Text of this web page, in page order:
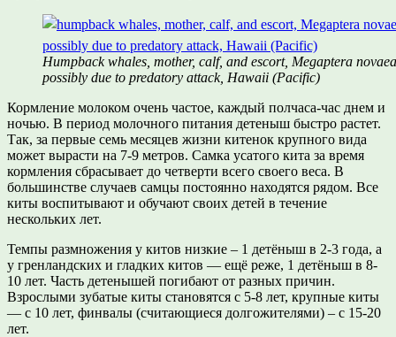
Humpback whales, mother, calf, and escort, Megaptera
possibly due to predatory attack, Hawaii (Pacific)
Кормление молоком очень частое, каждый полчаса-час днем и
ночью. В период молочного питания детеныш быстро растет.
Так, за первые семь месяцев жизни китенок крупного вида
может вырасти на 7-9 метров. Самка усатого кита за время
кормления сбрасывает до четверти всего своего веса. В
большинстве случаев самцы постоянно находятся рядом. Все
киты воспитывают и обучают своих детей в течение
нескольких лет.
Темпы размножения у китов низкие – 1 детёныш в 2-3 года, а
у гренландских и гладких китов — ещё реже, 1 детёныш в 8-
10 лет. Часть детенышей погибают от разных причин.
Взрослыми зубатые киты становятся с 5-8 лет, крупные киты
— с 10 лет, финвалы (считающиеся долгожителями) – с 15-20
лет.